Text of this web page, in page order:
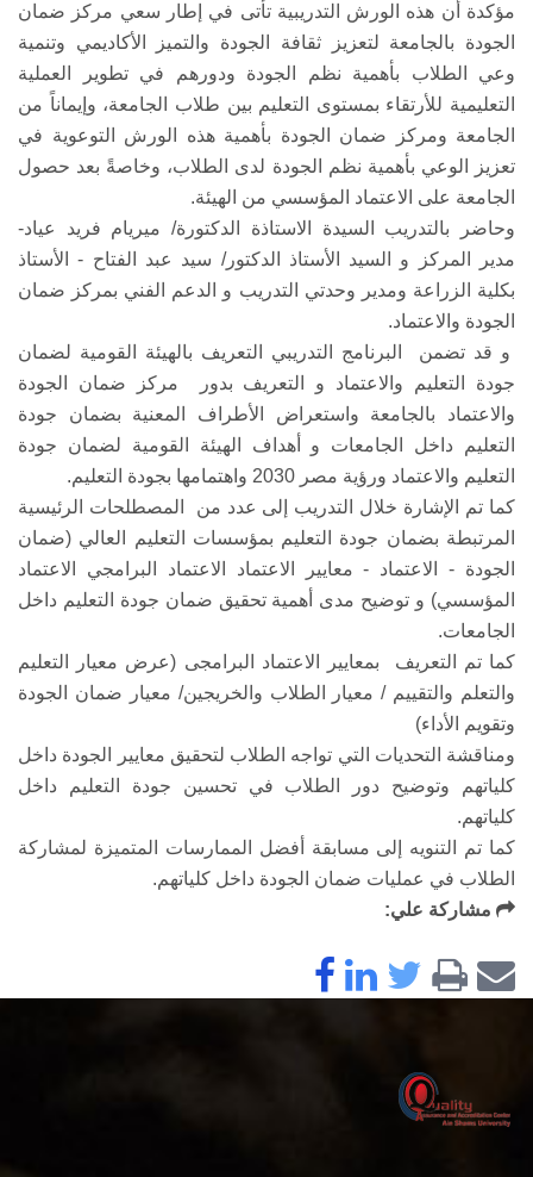
مؤكدة أن هذه الورش التدريبية تأتى في إطار سعي مركز ضمان
الجودة بالجامعة لتعزيز ثقافة الجودة والتميز الأكاديمي وتنمية
وعي الطلاب بأهمية نظم الجودة ودورهم في تطوير العملية
التعليمية للأرتقاء بمستوى التعليم بين طلاب الجامعة، وإيماناً من
الجامعة ومركز ضمان الجودة بأهمية هذه الورش التوعوية في
تعزيز الوعي بأهمية نظم الجودة لدى الطلاب، وخاصةً بعد حصول
الجامعة على الاعتماد المؤسسي من الهيئة.
وحاضر بالتدريب السيدة الاستاذة الدكتورة/ ميريام فريد عياد-
مدير المركز و السيد الأستاذ الدكتور/ سيد عبد الفتاح - الأستاذ
بكلية الزراعة ومدير وحدتي التدريب و الدعم الفني بمركز ضمان
الجودة والاعتماد.
و قد تضمن البرنامج التدريبي التعريف بالهيئة القومية لضمان
جودة التعليم والاعتماد و التعريف بدور مركز ضمان الجودة
والاعتماد بالجامعة واستعراض الأطراف المعنية بضمان جودة
التعليم داخل الجامعات و أهداف الهيئة القومية لضمان جودة
التعليم والاعتماد ورؤية مصر 2030 واهتمامها بجودة التعليم.
كما تم الإشارة خلال التدريب إلى عدد من المصطلحات الرئيسية
المرتبطة بضمان جودة التعليم بمؤسسات التعليم العالي (ضمان
الجودة - الاعتماد - معايير الاعتماد الاعتماد البرامجي الاعتماد
المؤسسي) و توضيح مدى أهمية تحقيق ضمان جودة التعليم داخل
الجامعات.
كما تم التعريف بمعايير الاعتماد البرامجى (عرض معيار التعليم
والتعلم والتقييم / معيار الطلاب والخريجين/ معيار ضمان الجودة
وتقويم الأداء)
ومناقشة التحديات التي تواجه الطلاب لتحقيق معايير الجودة داخل
كلياتهم وتوضيح دور الطلاب في تحسين جودة التعليم داخل
كلياتهم.
كما تم التنويه إلى مسابقة أفضل الممارسات المتميزة لمشاركة
الطلاب في عمليات ضمان الجودة داخل كلياتهم.
مشاركة علي: